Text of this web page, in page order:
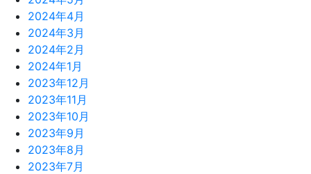
2024年4月
2024年3月
2024年2月
2024年1月
2023年12月
2023年11月
2023年10月
2023年9月
2023年8月
2023年7月